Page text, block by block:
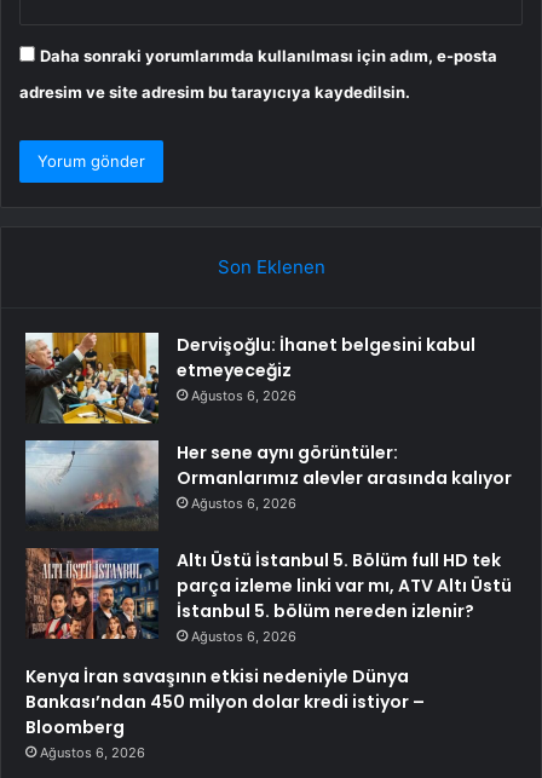
Daha sonraki yorumlarımda kullanılması için adım, e-posta
adresim ve site adresim bu tarayıcıya kaydedilsin.
Son Eklenen
Dervişoğlu: İhanet belgesini kabul
etmeyeceğiz
Ağustos 6, 2026
Her sene aynı görüntüler:
Ormanlarımız alevler arasında kalıyor
Ağustos 6, 2026
Altı Üstü İstanbul 5. Bölüm full HD tek
parça izleme linki var mı, ATV Altı Üstü
İstanbul 5. bölüm nereden izlenir?
Ağustos 6, 2026
Kenya İran savaşının etkisi nedeniyle Dünya
Bankası’ndan 450 milyon dolar kredi istiyor –
Bloomberg
Ağustos 6, 2026